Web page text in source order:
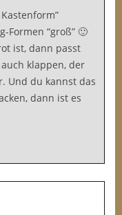
Formen “groß” 🙂
ist, dann passt
klappen, der
Und du kannst das
dann ist es